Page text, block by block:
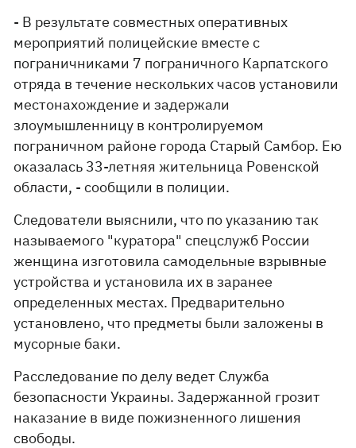
- В результате совместных оперативных
мероприятий полицейские вместе с
пограничниками 7 пограничного Карпатского
отряда в течение нескольких часов установили
местонахождение и задержали
злоумышленницу в контролируемом
пограничном районе города Старый Самбор. Ею
оказалась 33-летняя жительница Ровенской
области, - сообщили в полиции.
Следователи выяснили, что по указанию так
называемого "куратора" спецслужб России
женщина изготовила самодельные взрывные
устройства и установила их в заранее
определенных местах. Предварительно
установлено, что предметы были заложены в
мусорные баки.
Расследование по делу ведет Служба
безопасности Украины. Задержанной грозит
наказание в виде пожизненного лишения
свободы.